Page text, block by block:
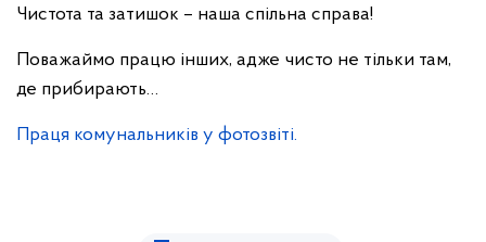
Чистота та затишок – наша спільна справа!
Поважаймо працю інших, адже чисто не тільки там,
де прибирають…
Праця комунальників у фотозвіті.